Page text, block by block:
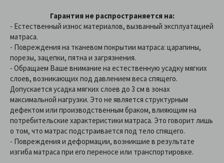
Гарантия не распространяется на:
- Естественный износ материалов, вызванный эксплуатацией
матраса.
- Повреждения на тканевом покрытии матраса: царапины,
порезы, зацепки, пятна и загрязнения.
- Обращаем Ваше внимание на естественную усадку мягких
слоев, возникающих под давлением веса спящего.
Допускается усадка мягких слоев до 3 см в зонах
максимальной нагрузки. Это не является структурным
дефектом или производственным браком, влияющим на
потребительские характеристики матраса. Это говорит лишь
о том, что матрас подстраивается под тело спящего.
- Повреждения и деформации, возникшие в результате
изгиба матраса при его переносе или транспортировке.